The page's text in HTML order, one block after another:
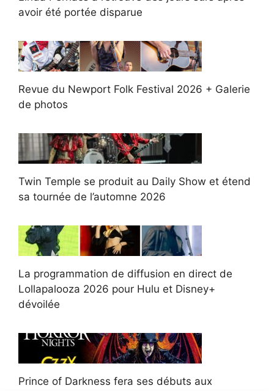
avoir été portée disparue
Revue du Newport Folk Festival 2026 + Galerie
de photos
Twin Temple se produit au Daily Show et étend
sa tournée de l’automne 2026
La programmation de diffusion en direct de
Lollapalooza 2026 pour Hulu et Disney+
dévoilée
Prince of Darkness fera ses débuts aux